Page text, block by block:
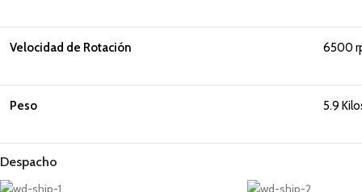
Velocidad de Rotación 6500
Peso 5.9
Despacho